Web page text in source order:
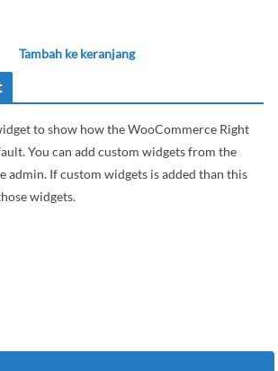
Tambah ke keranjang
to show how the WooCommerce Right
You can add custom widgets from the
admin. If custom widgets is added than this
widgets.